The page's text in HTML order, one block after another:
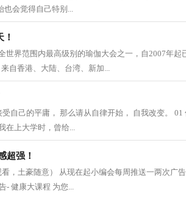
也会觉得自己特别...
世界范围内最高级别的瑜伽大会之一，自2007年起
自香港、大陆、台湾、新加...
自己的平庸， 那么请从自律开始， 自我改变。 01
在上大学时，曾给...
超强！
，土豪随意） 从现在起小编会每周推送一两次广
- 健康大课程 为您...